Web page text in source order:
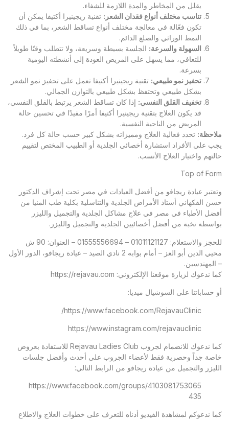
يقلل من المخاطر والمدة اللازمة للشفاء.
تناسب مختلف أنواع فقدان الشعر : تقنية ريجينيرا أكتيفا يمكن أن
تكون فعّالة في معالجة مختلف أنواع تساقط الشعر، بما في ذلك
النمط الوراثي والصلع الدائم.
السهولة والسرعة: الجلسة بسيطة وسريعة، ولا تتطلب وقتًا طويلاً
للتعافي، مما يسهل على المريض العودة إلى أنشطته اليومية
بسرعة.
تحفيز نمو طبيعي: تقنية ريجينيرا أكتيفا تعمل على تحفيز نمو الشعر
بشكل طبيعي وتحتفظ بشكل طبيعي بالتوازن الجمالي.
تخفيف القلق النفسي: إذا كان تساقط الشعر يرتبط بالقلق النفسي،
قد يكون العلاج بتقنية ريجينيرا أكتيفا أمرًا مفيدًا في تحسين حالة
المريض من الناحية النفسية.
ملاحظة: تحدد فعالية العلاج ومميزاته بشكل كبير حسب حالة كل فرد.
يجب على الأفراد استشارة أخصائي الجلدية أو الطبيب المختص لتقييم
حالتهم واختيار العلاج الأنسب.
Top of Form
وتعتبر عيادة ريجافو من أفضل العيادات في مصر تحت إشراف الدكتور
حسن الفكهاني أستاذ الأمراض الجلدية والتناسلية بكلية طب المنيا من
أفضل الأطباء في مصر في علاج مشاكل الجلدية والتجميل والليزر
بواسطة نخبة من أفضل أخصائيين الجلدية والتجميل والليزر.
للحجز والاستعلام: 01011121127 – 01555556694 – العنوان: 90 ش
محيي الدين أبو العز – أمام بوابه 2 نادي الصيد – عيادة ريجافو، الدور الأول
– المهندسين.
كما ندعوك لزيارة موقعنا الإلكتروني: https://rejavau.com
أو حساباتنا على السوشيال ميديا:
https://www.facebook.com/RejavauClinic/
https://www.instagram.com/rejavauclinic
كما ندعوك للانضمام لجروب Rejavau Ladies Club للاستفادة بعروض
خاصة جداً وحصرية فقط لأعضاء الجروب على أحدث وأفضل جلسات
الليزر والتجميل من عيادة ريجافو من الرابط التالي:
https://www.facebook.com/groups/4103081753065
435
كما ندعوكم لمشاهدة الفيديو أدناه للتعرف على خطوات العلاج والاطلاع